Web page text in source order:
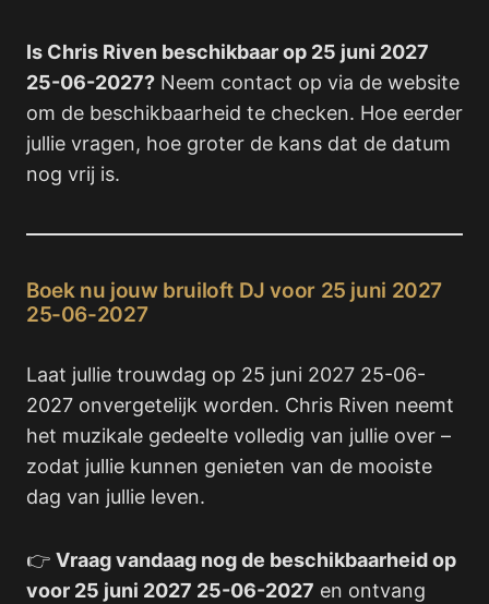
Is Chris Riven beschikbaar op 25 juni 2027
25-06-2027? Neem contact op via de website
om de beschikbaarheid te checken. Hoe eerder
jullie vragen, hoe groter de kans dat de datum
nog vrij is.
Boek nu jouw bruiloft DJ voor 25 juni 2027
25-06-2027
Laat jullie trouwdag op 25 juni 2027 25-06-
2027 onvergetelijk worden. Chris Riven neemt
het muzikale gedeelte volledig van jullie over –
zodat jullie kunnen genieten van de mooiste
dag van jullie leven.
👉 Vraag vandaag nog de beschikbaarheid op
voor 25 juni 2027 25-06-2027 en ontvang